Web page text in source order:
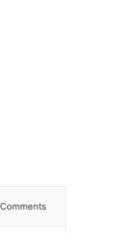
Comments